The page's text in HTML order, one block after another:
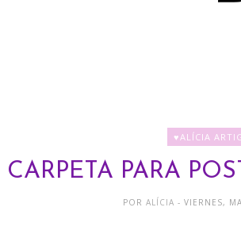
♥ALÍCIA
CARPETA PARA
POR ALÍCIA - VIERNES,